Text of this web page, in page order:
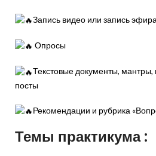
Запись видео или запись
Опросы
Текстовые документы,
посты
Рекомендации и рубрика
Темы практикума :